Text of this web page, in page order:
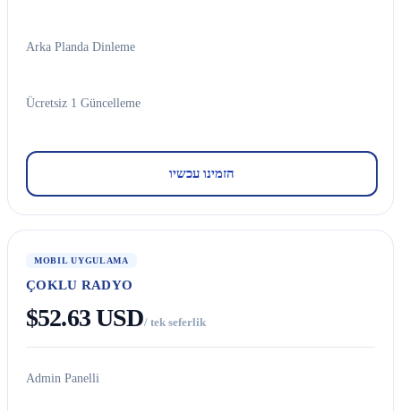
Arka Planda Dinleme
Ücretsiz 1 Güncelleme
הזמינו עכשיו
MOBIL UYGULAMA
ÇOKLU RADYO
$52.63 USD/ tek seferlik
Admin Panelli